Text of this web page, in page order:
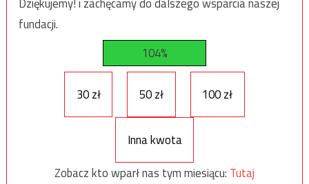
fundacji.
104%
30 zł 50 zł 100 zł
Inna kwota
Zobacz kto wparł nas tym miesiącu: Tutaj